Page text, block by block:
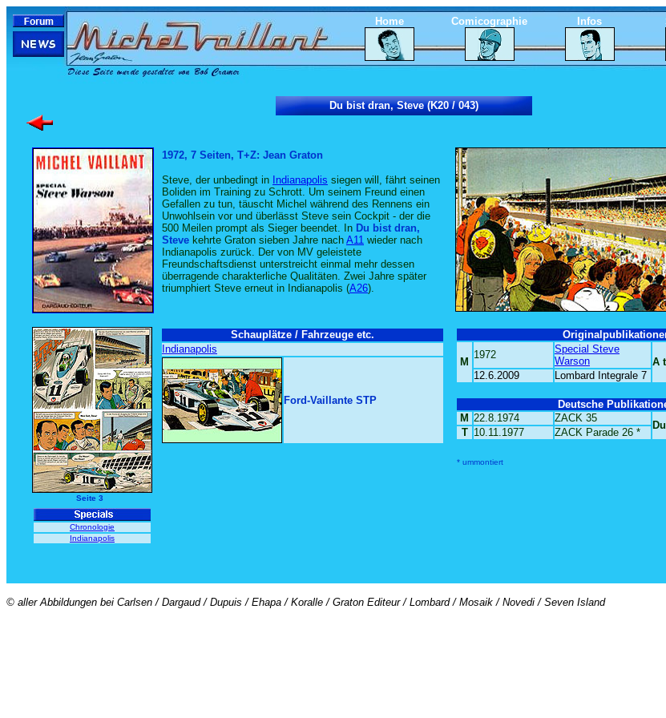
Home Comicographie Infos
Du bist dran, Steve (K20 / 043)
1972, 7 Seiten, T+Z: Jean Graton
Steve, der unbedingt in Indianapolis siegen will, fährt seinen
Boliden im Training zu Schrott. Um seinem Freund einen
Gefallen zu tun, täuscht Michel während des Rennens ein
Unwohlsein vor und überlässt Steve sein Cockpit - der die
500 Meilen prompt als Sieger beendet. In Du bist dran,
Steve kehrte Graton sieben Jahre nach A11 wieder nach
Indianapolis zurück. Der von MV geleistete
Freundschaftsdienst unterstreicht einmal mehr dessen
überragende charakterliche Qualitäten. Zwei Jahre später
triumphiert Steve erneut in Indianapolis (A26).
Schauplätze / Fahrzeuge etc.
Indianapolis
Ford-Vaillante STP
M
1972
Special Steve
Warson
A
12.6.2009
Lombard Integrale 7
Deutsche
M 22.8.1974 ZACK 35
T 10.11.1977 ZACK Parade 26 *
* ummontiert
Seite 3
Chronologie
Indianapolis
© aller Abbildungen bei Carlsen / Dargaud / Dupuis / Ehapa / Koralle / Graton Editeur / Lombard / Mosaik / Novedi / Seven Island